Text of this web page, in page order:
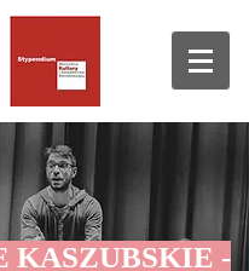
KASZUBSKIE -